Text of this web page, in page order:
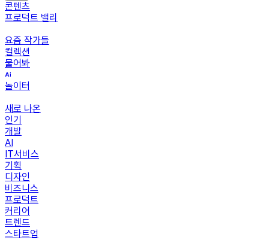
콘텐츠
프로덕트 밸리
요즘 작가들
컬렉션
물어봐
놀이터
새로 나온
인기
개발
AI
IT서비스
기획
디자인
비즈니스
프로덕트
커리어
트렌드
스타트업